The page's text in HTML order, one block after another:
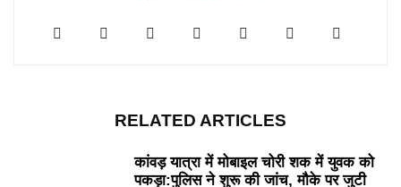
RELATED ARTICLES
कांवड़ यात्रा में मोबाइल चोरी शक में युवक को
पकड़ा:पुलिस ने शुरू की जांच, मौके पर जुटी